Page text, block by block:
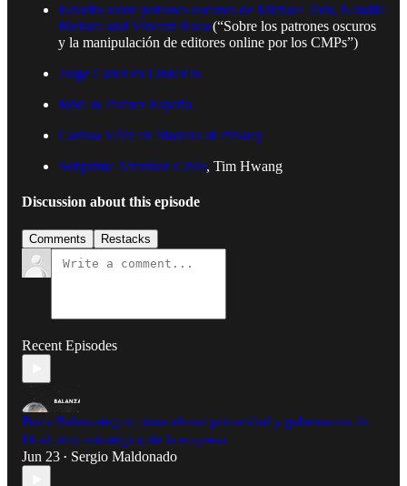
Estudio sobre patrones oscuros de Michael Toth, Nataliia
Bielova and Vincent Roca (“Sobre los patrones oscuros
y la manipulación de editores online por los CMPs”)
Jorge Cabet en LinkedIn
Rödl & Partner España
Carissa Véliz en Masters of Privacy
Subprime Attention Crisis, Tim Hwang
Discussion about this episode
Comments Restacks
Recent Episodes
Berta Balanzategui: cómo elevar privacidad y gobernanza de
IA al cénit estratégico de la empresa
Jun 23 • Sergio Maldonado